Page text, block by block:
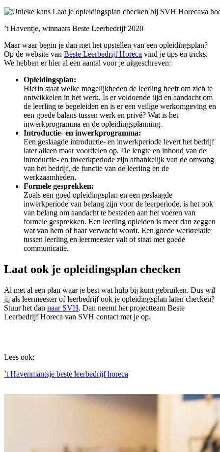
’t Haventje, winnaars Beste Leerbedrijf 2020
Maar waar begin je dan met het opstellen van een opleidingsplan?
Op de website van Beste Leerbedrijf Horeca vind je tips en tricks.
We hebben er hier al een aantal voor je uitgeschreven:
Opleidingsplan:
Hierin staat welke mogelijkheden de leerling heeft om zich te
ontwikkelen in het werk. Is er voldoende tijd en aandacht om
de leerling te begeleiden en is er een veilige werkomgeving en
een goede balans tussen werk en privé? Wat is het
inwerkprogramma en de opleidingsplanning.
Introductie- en inwerkprogramma:
Een geslaagde introductie- en inwerkperiode levert het bedrijf
later alleen maar voordelen op. De lengte en inhoud van de
introductie- en inwerkperiode zijn afhankelijk van de omvang
van het bedrijf, de functie van de leerling en de
werkzaamheden.
Formele gesprekken:
Zoals een goed opleidingsplan en een geslaagde
inwerkperiode van belang zijn voor de leerperiode, is het ook
van belang om aandacht te besteden aan het voeren van
formele gesprekken. Een leerling opleiden is meer dan zeggen
wat van hem of haar verwacht wordt. Een goede werkrelatie
tussen leerling en leermeester valt of staat met goede
communicatie.
Laat ook je opleidingsplan checken
Al met al een plan waar je best wat hulp bij kunt gebruiken. Dus wil
jij als leermeester of leerbedrijf ook je opleidingsplan laten checken?
Stuur het dan naar SVH. Dan neemt het projectteam Beste
Leerbedrijf Horeca van SVH contact met je op.
Lees ook:
’t Havenmantsje beste leerbedrijf horeca